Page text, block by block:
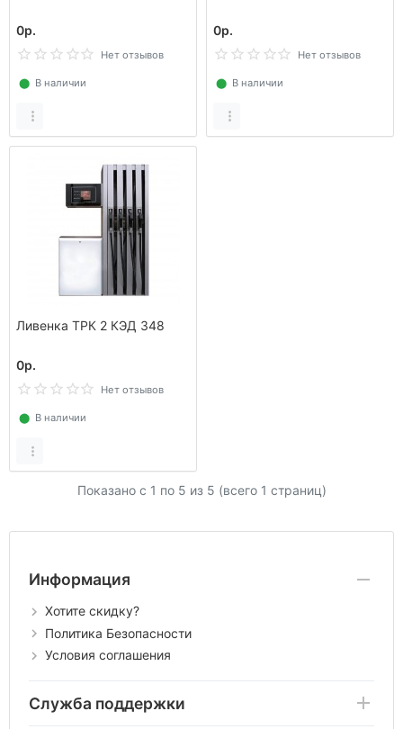
0р.
Нет отзывов
⬤ В наличии
0р.
Нет отзывов
⬤ В наличии
Ливенка ТРК 2 КЭД 348
0р.
Нет отзывов
⬤ В наличии
Показано с 1 по 5 из 5 (всего 1 страниц)
Информация
Хотите скидку?
Политика Безопасности
Условия соглашения
Служба поддержки